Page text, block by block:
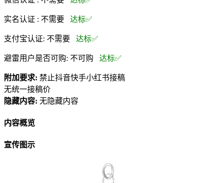
实名认证 : 不需要 达标✅
支付宝认证: 不需要 达标✅
避雷用户是否可购: 不可购 达标✅
附加要求: 禁止抖音快手小红书接稿
无统一接稿价
隐藏内容: 无隐藏内容
内容概览
宣传图示